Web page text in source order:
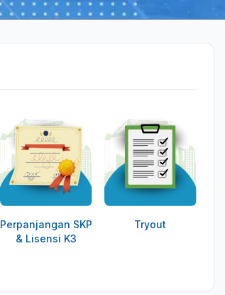
Perpanjangan SKP
& Lisensi K3
Tryout